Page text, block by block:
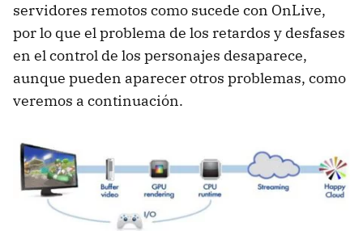
servidores remotos como sucede con OnLive,
por lo que el problema de los retardos y desfases
en el control de los personajes desaparece,
aunque pueden aparecer otros problemas, como
veremos a continuación.